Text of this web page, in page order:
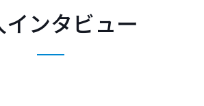
インタビュー